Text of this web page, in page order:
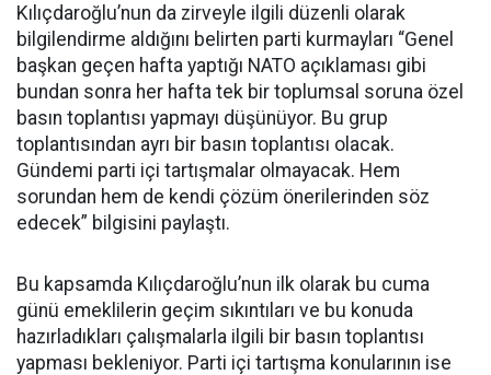
Kılıçdaroğlu’nun da zirveyle ilgili düzenli olarak
bilgilendirme aldığını belirten parti kurmayları “Genel
başkan geçen hafta yaptığı NATO açıklaması gibi
bundan sonra her hafta tek bir toplumsal soruna özel
basın toplantısı yapmayı düşünüyor. Bu grup
toplantısından ayrı bir basın toplantısı olacak.
Gündemi parti içi tartışmalar olmayacak. Hem
sorundan hem de kendi çözüm önerilerinden söz
edecek” bilgisini paylaştı.
Bu kapsamda Kılıçdaroğlu’nun ilk olarak bu cuma
günü emeklilerin geçim sıkıntıları ve bu konuda
hazırladıkları çalışmalarla ilgili bir basın toplantısı
yapması bekleniyor. Parti içi tartışma konularının ise